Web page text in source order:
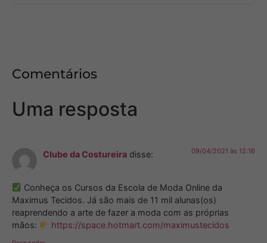
Comentários
Uma resposta
Clube da Costureira disse: 09/04/2021 às 12:16
Conheça os Cursos da Escola de Moda Online da
Maximus Tecidos. Já são mais de 11 mil alunas(os)
reaprendendo a arte de fazer a moda com as próprias
mãos:
https://space.hotmart.com/maximustecidos